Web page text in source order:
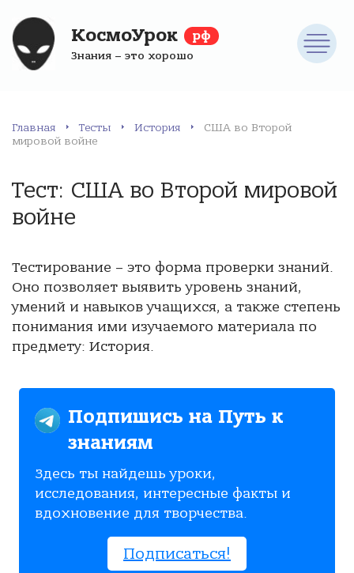
КосмоУрок рф
Знания – это хорошо
Главная Тесты История
США во Второй
мировой войне
Тест: США во Второй мировой
войне
Тестирование – это форма проверки знаний.
Оно позволяет выявить уровень знаний,
умений и навыков учащихся, а также степень
понимания ими изучаемого материала по
предмету: История.
Подпишись на Путь к
знаниям
Здесь ты найдешь уроки,
исследования, интересные факты и
вдохновение для творчества.
Подписаться!